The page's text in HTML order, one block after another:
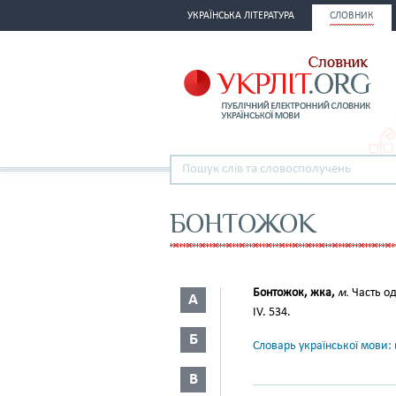
УКРАЇНСЬКА ЛІТЕРАТУРА СЛОВНИК
БОНТОЖОК
А
Б
В
Бонтожок, жка, м. Часть
IV. 534.
Словарь української